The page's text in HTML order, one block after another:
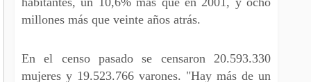
millones más que veinte años atrás.
En el censo pasado se censaron 20.593.330
mujeres y 19.523.766 varones. "Hay más de un